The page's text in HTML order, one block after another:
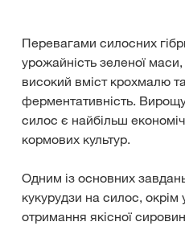
Перевагами силосних
урожайність зеленої
високий вміст крохмалю
ферментативність.
силос є найбільш
кормових культур.
Одним із основних
кукурудзи на силос, окрім
отримання якісної